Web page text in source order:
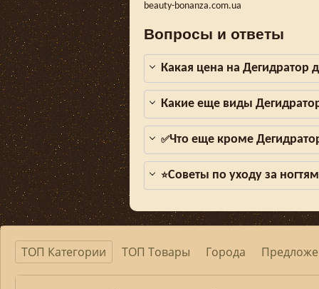
beauty-bonanza.com.ua
Вопросы и ответы
Какая цена на Дегидратор
Какие еще виды
✅Что еще кроме
⭐Советы по уходу за
ТОП Категории ТОП Товары Города